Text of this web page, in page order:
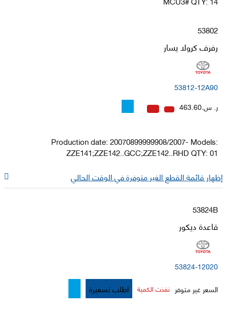
53802
رفرف كرولا يسار
53812-12A90
ر. س.463.60
Production date: 20070899999908/2007- Models:
ZZE141;ZZE142..GCC;ZZE142..RHD QTY: 01
إظهار قائمة القطع الغير متوفرة في الوقت الحالي
53824B
قاعدة ديكور
53824-12020
السعر غير متوفر نفذت الكمية اطلب تسعيرة